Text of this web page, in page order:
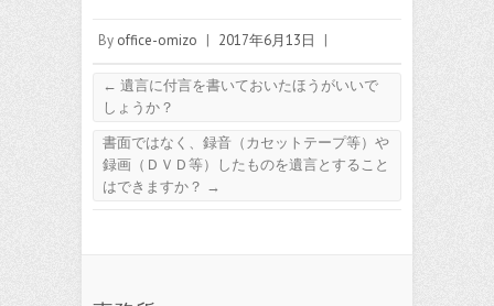
By office-omizo | 2017年6月13日 |
← 遺言に付言を書いておいたほうがいいで
しょうか？
書面ではなく、録音（カセットテープ等）や
録画（ＤＶＤ等）したものを遺言とすること
はできますか？ →